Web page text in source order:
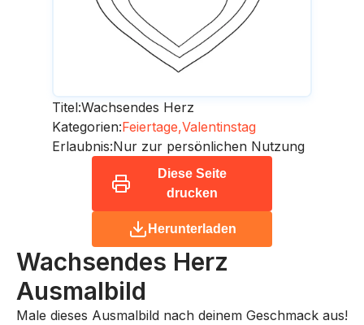
Titel:Wachsendes Herz
Kategorien:Feiertage,Valentinstag
Erlaubnis:Nur zur persönlichen Nutzung
Diese Seite
drucken
Herunterladen
Wachsendes Herz
Ausmalbild
Male dieses Ausmalbild nach deinem Geschmack aus!